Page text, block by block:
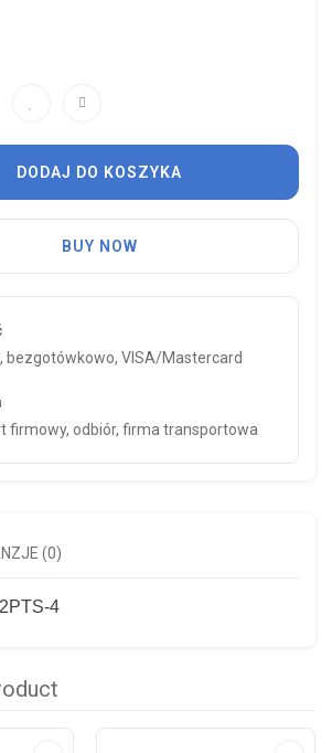
DODAJ DO KOSZYKA
BUY NOW
bezgotówkowo, VISA/Mastercard
firmowy, odbiór, firma transportowa
(0)
4